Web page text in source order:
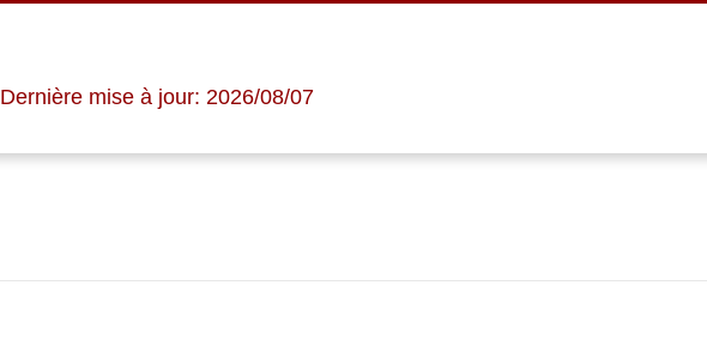
Dernière mise à jour: 2026/08/07